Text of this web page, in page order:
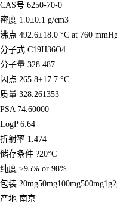
CAS号 6250-70-0
密度 1.0±0.1 g/cm3
沸点 492.6±18.0 °C at 760
分子式 C19H36O4
分子量 328.487
闪点 265.8±17.7 °C
质量 328.261353
PSA 74.60000
LogP 6.64
折射率 1.474
储存条件 ?20°C
纯度 ≥95% or 98%
包装
产地 南京